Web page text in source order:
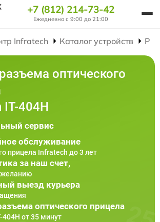
+7 (812) 214-73-42
Ежедневно с 9:00 до 21:00
Infratech Каталог устройств
оптического
IT-404H
сервис
обслуживание
прицела Infratech до 3 лет
за наш счет,
выезд курьера
оптического прицела
404H от 35 минут